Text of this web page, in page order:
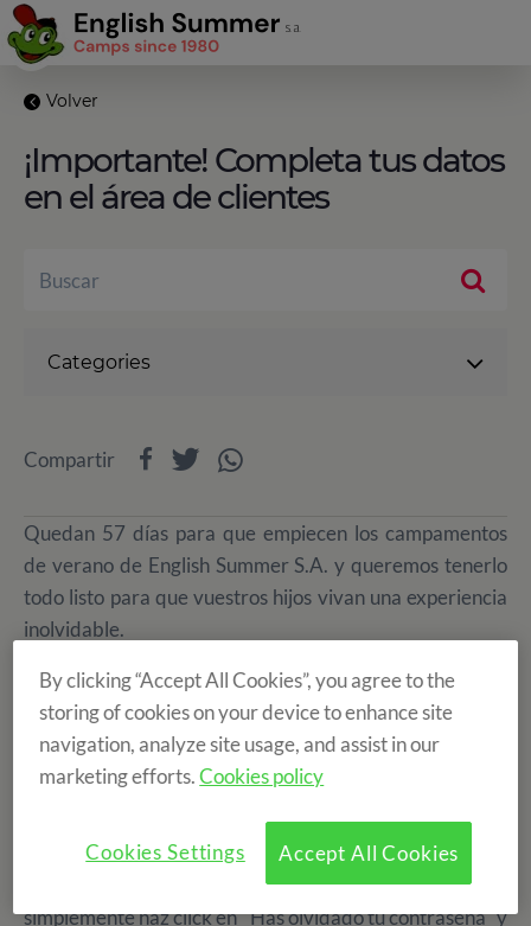
Volver
¡Importante! Completa tus datos
en el área de clientes
Quedan 57 días para que empiecen los campamentos
de verano de English Summer S.A. y queremos tenerlo
todo listo para que vuestros hijos vivan una experiencia
inolvidable.
Si ya estás apuntado y todavía no has completado todos
tus datos, entra en la zona de Clientes de nuestra página
web yrellena el formulariocon tus datos personales.
Puedes acceder al portal con el correo electrónico de tu
reserva y la contraseña que te proporcionamos en el
email de confirmación de reserva. Si no lo encuentras,
simplemente haz click en "Has olvidado tu contraseña" y
Categories
Compartir
By clicking “Accept All Cookies”, you agree to the
storing of cookies on your device to enhance site
navigation, analyze site usage, and assist in our
marketing efforts.Cookies policy
Accept All Cookies
Cookies Settings